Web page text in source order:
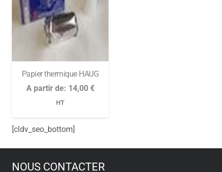
Papier thermique HAUG
A partir de: 14,00 €
HT
[cldv_seo_bottom]
NOUS CONTACTER